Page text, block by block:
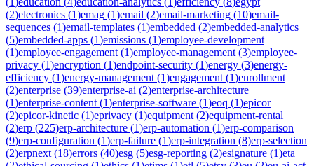
(2)electronics (1)emag (1)email (2)email-marketing (10)email-
sequences (1)email-templates (1)embedded (2)embedded-analytics
(5)embedded-apps (1)emissions (1)employee-development
(1)employee-engagement (1)employee-management (3)employee-
privacy (1)encryption (1)endpoint-security (1)energy (3)energy-
efficiency (1)energy-management (1)engagement (1)enrollment
(2)enterprise (39)enterprise-ai (2)enterprise-architecture
(1)enterprise-content (1)enterprise-software (1)eoq (1)epicor
(2)epicor-kinetic (1)eprivacy (1)equipment (2)equipment-rental
(2)erp (225)erp-architecture (1)erp-automation (1)erp-comparison
(9)erp-configuration (1)erp-failure (1)erp-integration (8)erp-selection
(2)erpnext (18)errors (40)esg (5)esg-reporting (2)esignature (1)eta